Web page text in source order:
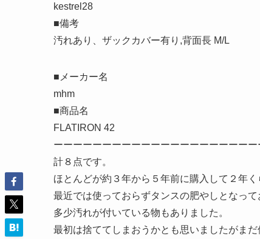
kestrel28
■備考
汚れあり、ザックカバー有り,背面長 M/L
■メーカー名
mhm
■商品名
FLATIRON 42
ーーーーーーーーーーーーーーーーーーーー
計８点です。
ほとんどが約３年から５年前に購入して２年く
最近では使っておらずタンスの肥やしとなっ
多少汚れが付いている物もありました。
最初は捨ててしまおうかとも思いましたがま